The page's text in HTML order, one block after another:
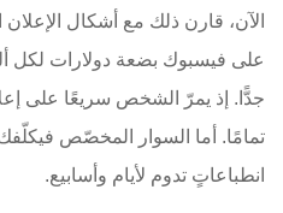
الآن، قارن ذلك مع أشكال
على فيسبوك بضعة دولارات لكل
جدًّا. إذ يمرّ الشخص سريعًا على
تمامًا. أما السوار المخصّص
انطباعاتٍ تدوم لأيام وأسابيع.